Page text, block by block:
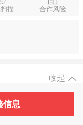
描 合作风险
收起
3
信息